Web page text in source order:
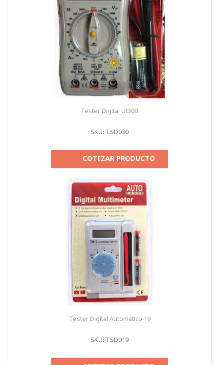
Tester Digital Ut30B
SKU: TSD030
COTIZAR PRODUCTO
Tester Digital Automatico 19
SKU: TSD019